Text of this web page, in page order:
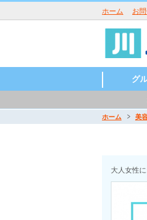
ホーム お
グ
うどん・
居酒屋・
和食・日
中華・中
焼肉・鉄
洋食・西
カフェ・
魚介・海
アジア・
カラオケ
焼き鳥・
お弁当・
ー・屋台
その他グ
ハンバー
川口駅周辺
東川口駅周辺
西川口駅周辺
川口元郷駅周
南鳩ヶ谷駅周
鳩ヶ谷駅周辺
新井宿駅周辺
戸塚安行駅周
ホーム 美
大人女性